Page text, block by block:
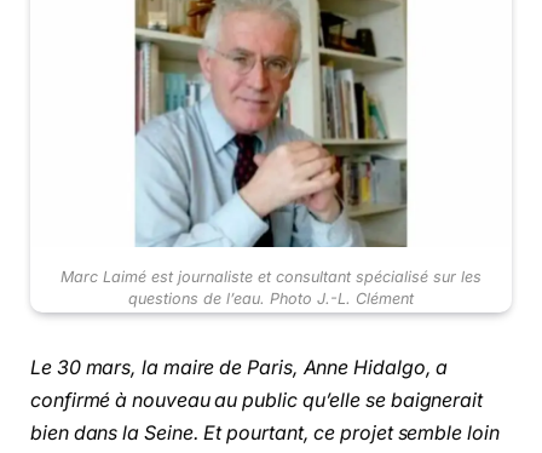
Marc Laimé est journaliste et consultant spécialisé sur les
questions de l’eau. Photo J.-L. Clément
Le 30 mars, la maire de Paris, Anne Hidalgo, a
confirmé à nouveau au public qu’elle se baignerait
bien dans la Seine. Et pourtant, ce projet semble loin